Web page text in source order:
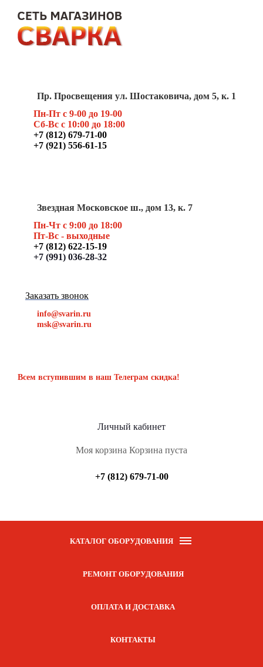
Пр. Просвещения ул. Шостаковича, дом 5, к. 1
Пн-Пт с 9-00 до 19-00
Сб-Вс с 10:00 до 18:00
+7 (812) 679-71-00
+7 (921) 556-61-15
Звездная Московское ш., дом 13, к. 7
Пн-Чт с 9:00 до 18:00
Пт-Вс - выходные
+7 (812) 622-15-19
+7 (991) 036-28-32
Заказать звонок
info@svarin.ru
msk@svarin.ru
Всем вступившим в наш Телеграм скидка!
Личный кабинет
Моя корзина Корзина пуста
+7 (812) 679-71-00
КАТАЛОГ ОБОРУДОВАНИЯ
РЕМОНТ ОБОРУДОВАНИЯ
ОПЛАТА И ДОСТАВКА
КОНТАКТЫ